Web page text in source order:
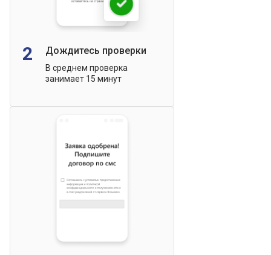
2 Дождитесь проверки
В среднем проверка
занимает 15 минут